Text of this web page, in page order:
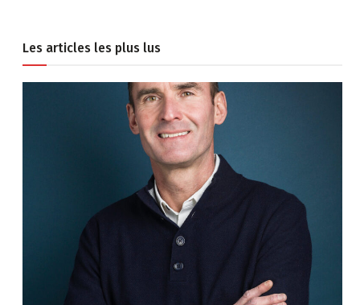
Les articles les plus lus